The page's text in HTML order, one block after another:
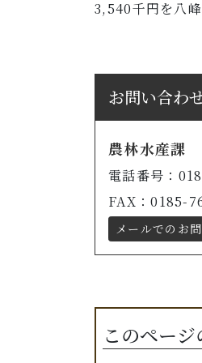
3,540千円を八
お問い合わ
農林水産課
電話番号：
FAX：0185-
メールでのお
このペー